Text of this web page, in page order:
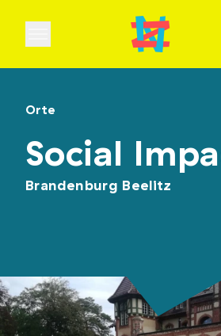
Open main menu
Orte
Social
Brandenburg Beelitz